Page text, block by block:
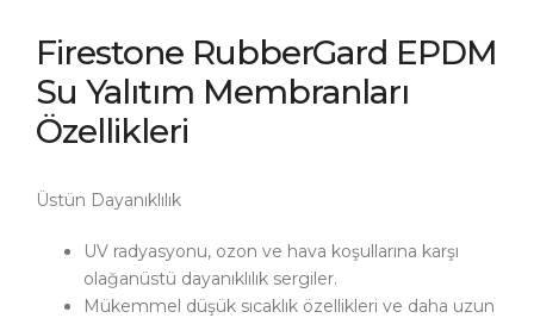
Firestone RubberGard EPDM
Su Yalıtım Membranları
Özellikleri
Üstün Dayanıklılık
UV radyasyonu, ozon ve hava koşullarına karşı
olağanüstü dayanıklılık sergiler.
Mükemmel düşük sıcaklık özellikleri ve daha uzun